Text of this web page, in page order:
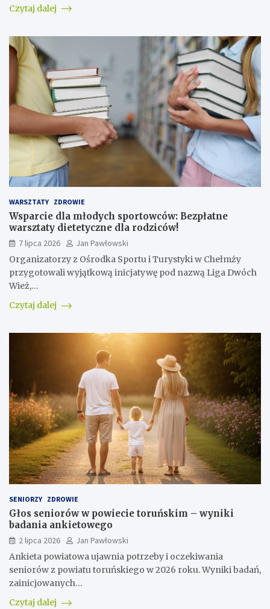
Czytaj dalej
WARSZTATY ZDROWIE
Wsparcie dla młodych sportowców: Bezpłatne
warsztaty dietetyczne dla rodziców!
7 lipca 2026
Jan Pawłowski
Organizatorzy z Ośrodka Sportu i Turystyki w Chełmży
przygotowali wyjątkową inicjatywę pod nazwą Liga Dwóch
Wież,…
Czytaj dalej
SENIORZY ZDROWIE
Głos seniorów w powiecie toruńskim – wyniki
badania ankietowego
2 lipca 2026
Jan Pawłowski
Ankieta powiatowa ujawnia potrzeby i oczekiwania
seniorów z powiatu toruńskiego w 2026 roku. Wyniki badań,
zainicjowanych…
Czytaj dalej